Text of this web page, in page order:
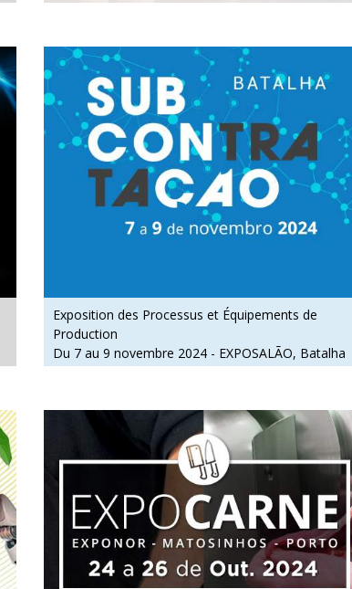
Exposition des Processus et Équipements de
Production
Du 7 au 9 novembre 2024 - EXPOSALÃO, Batalha